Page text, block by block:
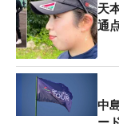
天
通
中